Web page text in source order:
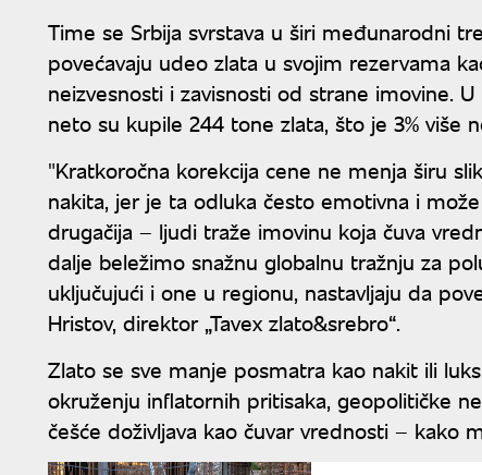
Time se Srbija svrstava u širi međunarodni
povećavaju udeo zlata u svojim rezervama
neizvesnosti i zavisnosti od strane imovine.
neto su kupile 244 tone zlata, što je 3% više
"Kratkoročna korekcija cene ne menja širu
nakita, jer je ta odluka često emotivna i
drugačija – ljudi traže imovinu koja čuva
dalje beležimo snažnu globalnu tražnju za
uključujući i one u regionu, nastavljaju da
Hristov, direktor „Tavex zlato&srebro“.
Zlato se sve manje posmatra kao nakit ili
okruženju inflatornih pritisaka, geopolitičke
češće doživljava kao čuvar vrednosti – kako